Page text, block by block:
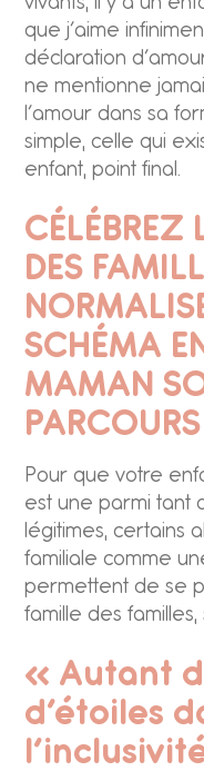
que j’aime
déclaration
ne mentionne
l’amour dans sa
simple, celle qui
enfant, point final.
CÉLÉBREZ
DES
SCHÉMA
MAMAN
Pour que votre
est une parmi tant
légitimes, certains
familiale comme
permettent de se
famille des
« Autant
d’étoiles